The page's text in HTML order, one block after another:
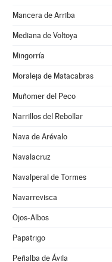
Mancera de Arriba
Mediana de Voltoya
Mingorría
Moraleja de Matacabras
Muñomer del Peco
Narrillos del Rebollar
Nava de Arévalo
Navalacruz
Navalperal de Tormes
Navarrevisca
Ojos-Albos
Papatrigo
Peñalba de Ávila